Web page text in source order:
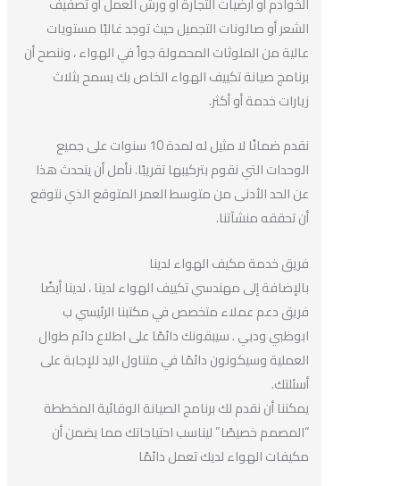
الشعر أو صالونات التجميل حيث توجد غالبًا مستويات
عالية من الملوثات المحمولة جواً في الهواء ، وننصح أن
برنامج صيانة تكييف الهواء الخاص بك يسمح بثلاث
زيارات خدمة أو أكثر.
نقدم ضمانًا لا مثيل له لمدة 10 سنوات على جميع
الوحدات التي نقوم بتركيبها تقريبًا. نأمل أن يتحدث هذا
عن الحد الأدنى من متوسط ​​العمر المتوقع الذي نتوقع
أن تحققه منشآتنا.
فريق خدمة مكيف الهواء لدينا
بالإضافة إلى مهندسي تكييف الهواء لدينا ، لدينا أيضًا
فريق دعم عملاء متخصص في مكتبنا الرئيسي ب
ابوظبي ودبي . سيبقونك دائمًا على اطلاع دائم طوال
العملية وسيكونون دائمًا في متناول اليد للإجابة على
أسئلتك.
يمكننا أن نقدم لك برنامج الصيانة الوقائية المخططة
“المصمم خصيصًا” ليناسب احتياجاتك مما يضمن أن
مكيفات الهواء لديك تعمل دائمًا